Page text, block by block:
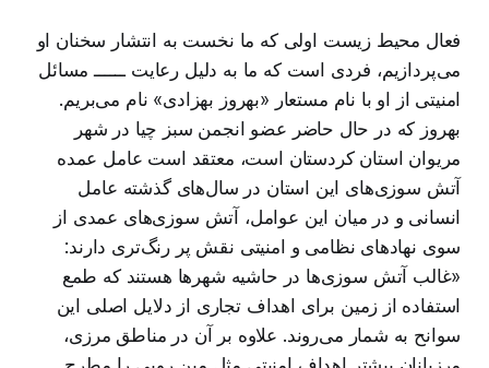
فعال محیط زیست اولی که ما نخست به انتشار سخنان او
می‌پردازیم، فردی است که ما به دلیل رعایت ــــــ مسائل
امنیتی از او با نام مستعار «بهروز بهزادی» نام می‌بریم.
بهروز که در حال حاضر عضو انجمن سبز چیا در شهر
مریوان استان کردستان است، معتقد است عامل عمده
آتش سوزی‌های این استان در سال‌های گذشته عامل
انسانی و در میان این عوامل، آتش سوزی‌های عمدی از
سوی نهادهای نظامی و امنیتی نقش پر رنگ‌تری دارند:‌
«غالب آتش سوزی‌ها در حاشیه شهرها هستند که طمع
استفاده از زمین برای اهداف تجاری از دلایل اصلی این
سوانح به شمار می‌روند. علاوه بر آن در مناطق مرزی،